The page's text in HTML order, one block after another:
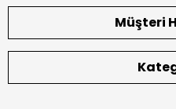
Müşteri